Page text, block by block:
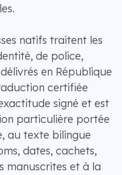
natifs traitent les
de police,
en République
certifiée
signé et est
particulière portée
au texte bilingue
dates, cachets,
manuscrites et à la